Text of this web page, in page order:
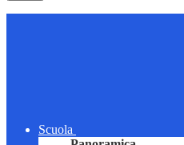
Scuola